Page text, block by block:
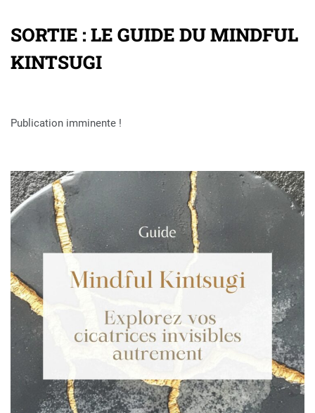
SORTIE : LE GUIDE DU MINDFUL
KINTSUGI
Publication imminente !